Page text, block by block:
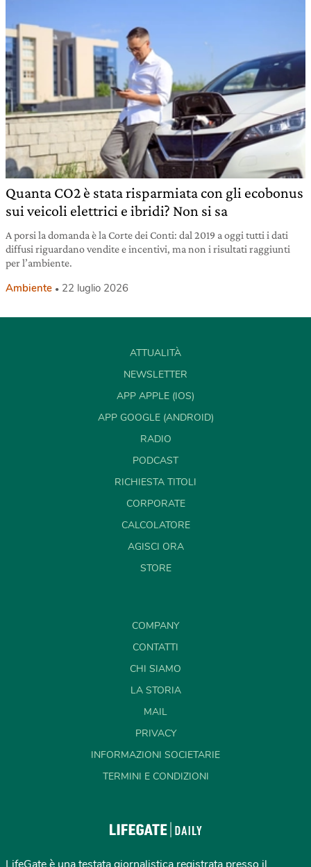
Quanta CO2 è stata risparmiata con gli ecobonus
sui veicoli elettrici e ibridi? Non si sa
A porsi la domanda è la Corte dei Conti: dal 2019 a oggi tutti i dati
diffusi riguardano vendite e incentivi, ma non i risultati raggiunti
per l’ambiente.
Ambiente 22 luglio 2026
ATTUALITÀ
NEWSLETTER
APP APPLE (IOS)
APP GOOGLE (ANDROID)
RADIO
PODCAST
RICHIESTA TITOLI
CORPORATE
CALCOLATORE
AGISCI ORA
STORE
COMPANY
CONTATTI
CHI SIAMO
LA STORIA
MAIL
PRIVACY
INFORMAZIONI SOCIETARIE
TERMINI E CONDIZIONI